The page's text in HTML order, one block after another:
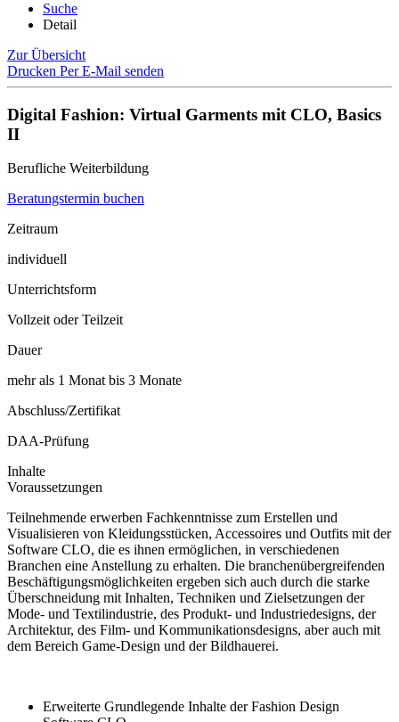
Suche
Detail
Zur Übersicht
Drucken Per E-Mail senden
Digital Fashion: Virtual Garments mit CLO, Basics
II
Berufliche Weiterbildung
Beratungstermin buchen
Zeitraum
individuell
Unterrichtsform
Vollzeit oder Teilzeit
Dauer
mehr als 1 Monat bis 3 Monate
Abschluss/Zertifikat
DAA-Prüfung
Inhalte
Voraussetzungen
Teilnehmende erwerben Fachkenntnisse zum Erstellen und
Visualisieren von Kleidungsstücken, Accessoires und Outfits mit der
Software CLO, die es ihnen ermöglichen, in verschiedenen
Branchen eine Anstellung zu erhalten. Die branchenübergreifenden
Beschäftigungsmöglichkeiten ergeben sich auch durch die starke
Überschneidung mit Inhalten, Techniken und Zielsetzungen der
Mode- und Textilindustrie, des Produkt- und Industriedesigns, der
Architektur, des Film- und Kommunikationsdesigns, aber auch mit
dem Bereich Game-Design und der Bildhauerei.
Erweiterte Grundlegende Inhalte der Fashion Design